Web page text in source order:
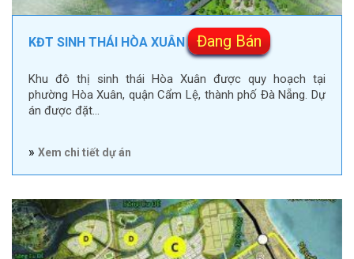
KĐT SINH THÁI HÒA XUÂN Đang Bán
Khu đô thị sinh thái Hòa Xuân được quy hoạch tại
phường Hòa Xuân, quận Cẩm Lệ, thành phố Đà Nẵng. Dự
án được đặt…
» Xem chi tiết dự án